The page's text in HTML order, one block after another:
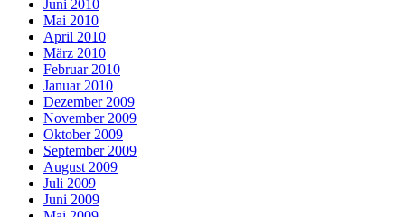
Juni 2010
Mai 2010
April 2010
März 2010
Februar 2010
Januar 2010
Dezember 2009
November 2009
Oktober 2009
September 2009
August 2009
Juli 2009
Juni 2009